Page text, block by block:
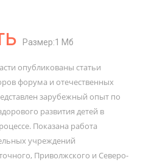
Размер:1 Мб
опубликованы статьи
форума и отечественных
зарубежный опыт по
развития детей в
Показана работа
учреждений
Приволжского и Северо-